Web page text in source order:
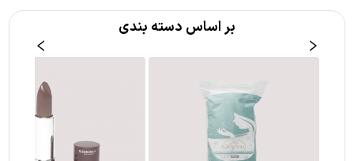
بر اساس دسته بندی